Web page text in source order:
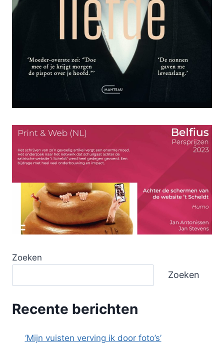
Zoeken
Zoeken
Recente berichten
‘Mijn vuisten verving ik door foto’s’